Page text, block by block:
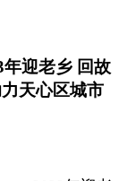
迎老乡 回故
天心区城市